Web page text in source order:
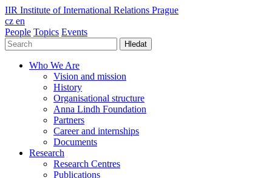
IIR Institute of International Relations Prague
cz en
People Topics Events
Hledat
Who We Are
Vision and mission
History
Organisational structure
Anna Lindh Foundation
Partners
Career and internships
Documents
Research
Research Centres
Publications